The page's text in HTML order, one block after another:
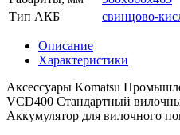
Тип АКБ
свинцово-
Описание
Характеристики
Аксессуары Komatsu
VCD400 Стандартный
Аккумулятор для вилочного